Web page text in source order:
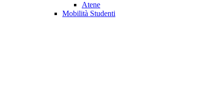
Atene
Mobilità Studenti